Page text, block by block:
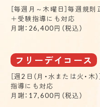
［毎週月～木曜日］毎週規
＋受験指導にも対応
月謝：26,400円（税込）
フリーデイコース
［週2日（月・水または火・
指導にも対応
月謝：17,600円（税込）